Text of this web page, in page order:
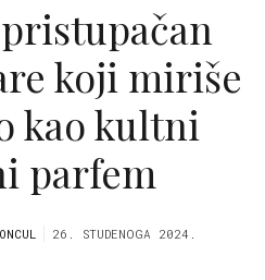
koji miriše
kao kultni
parfem
26. STUDENOGA 2024.